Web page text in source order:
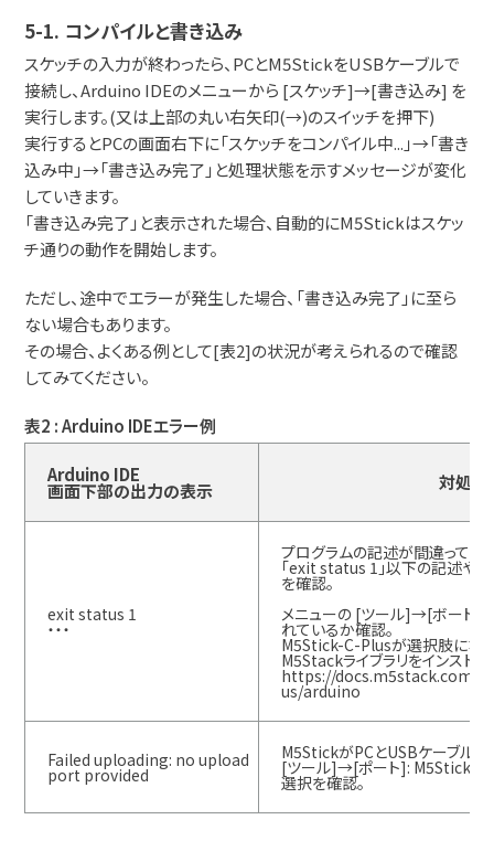
5-1. コンパイルと書き込み
スケッチの入力が終わったら、PCとM5StickをUSBケーブルで
接続し、Arduino IDEのメニューから [スケッチ]→[書き込み] を
実行します。(又は上部の丸い右矢印(→)のスイッチを押下)
実行するとPCの画面右下に「スケッチをコンパイル中...」→「書き
込み中」→「書き込み完了」と処理状態を示すメッセージが変化
していきます。
「書き込み完了」と表示された場合、自動的にM5Stickはスケッ
チ通りの動作を開始します。
ただし、途中でエラーが発生した場合、「書き込み完了」に至ら
ない場合もあります。
その場合、よくある例として[表2]の状況が考えられるので確認
してみてください。
表2 : Arduino IDEエラー例
Arduino IDE
画面下部の出力の表示 対処内
exit status 1
・・・
プログラムの記述が間違ってい
「exit status 1」以下の記述や
を確認。
メニューの [ツール]→[ボード]
れているか確認。
M5Stick-C-Plusが選択肢にな
M5Stackライブラリをインストー
https://docs.m5stack.com/
us/arduino
Failed uploading: no upload
port provided
M5StickがPCとUSBケーブルで
[ツール]→[ポート]: M5Stickが
選択を確認。